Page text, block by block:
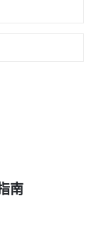
用戶一致好